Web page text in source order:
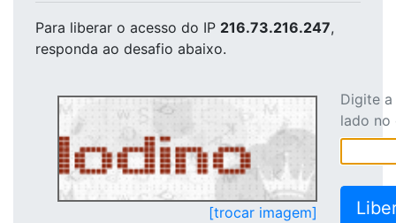
Para liberar o acesso do IP 216.73.216.247,
responda ao desafio abaixo.
[trocar imagem]
Digite
lado no